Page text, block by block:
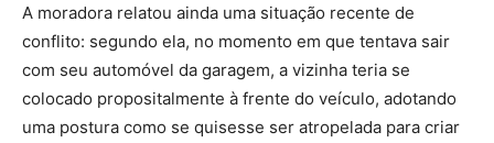
A moradora relatou ainda uma situação recente de
conflito: segundo ela, no momento em que tentava sair
com seu automóvel da garagem, a vizinha teria se
colocado propositalmente à frente do veículo, adotando
uma postura como se quisesse ser atropelada para criar